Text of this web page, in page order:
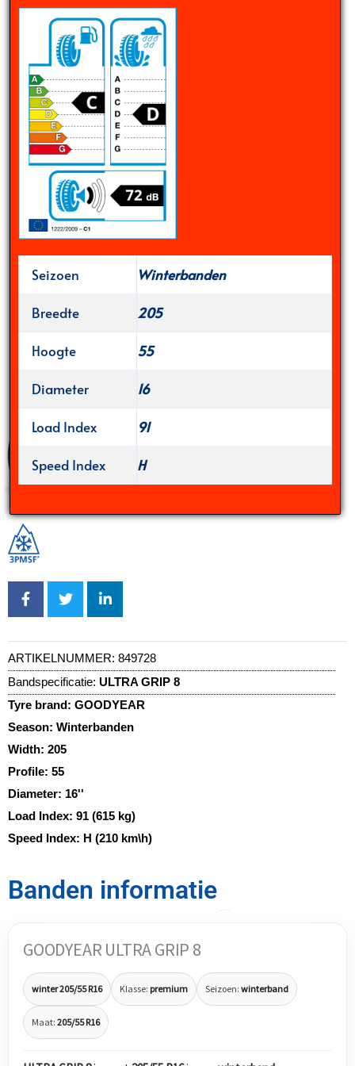
Seizoen
Winterbanden
Breedte
205
Hoogte
55
Diameter
16
Load Index
91
Speed Index
H
ARTIKELNUMMER: 849728
Bandspecificatie: ULTRA GRIP 8
Tyre brand: GOODYEAR
Season: Winterbanden
Width: 205
Profile: 55
Diameter: 16''
Load Index: 91 (615 kg)
Speed Index: H (210 km\h)
Banden informatie
GOODYEAR ULTRA GRIP 8
winter 205/55 R16 Klasse: premium Seizoen: winterband
Maat: 205/55 R16